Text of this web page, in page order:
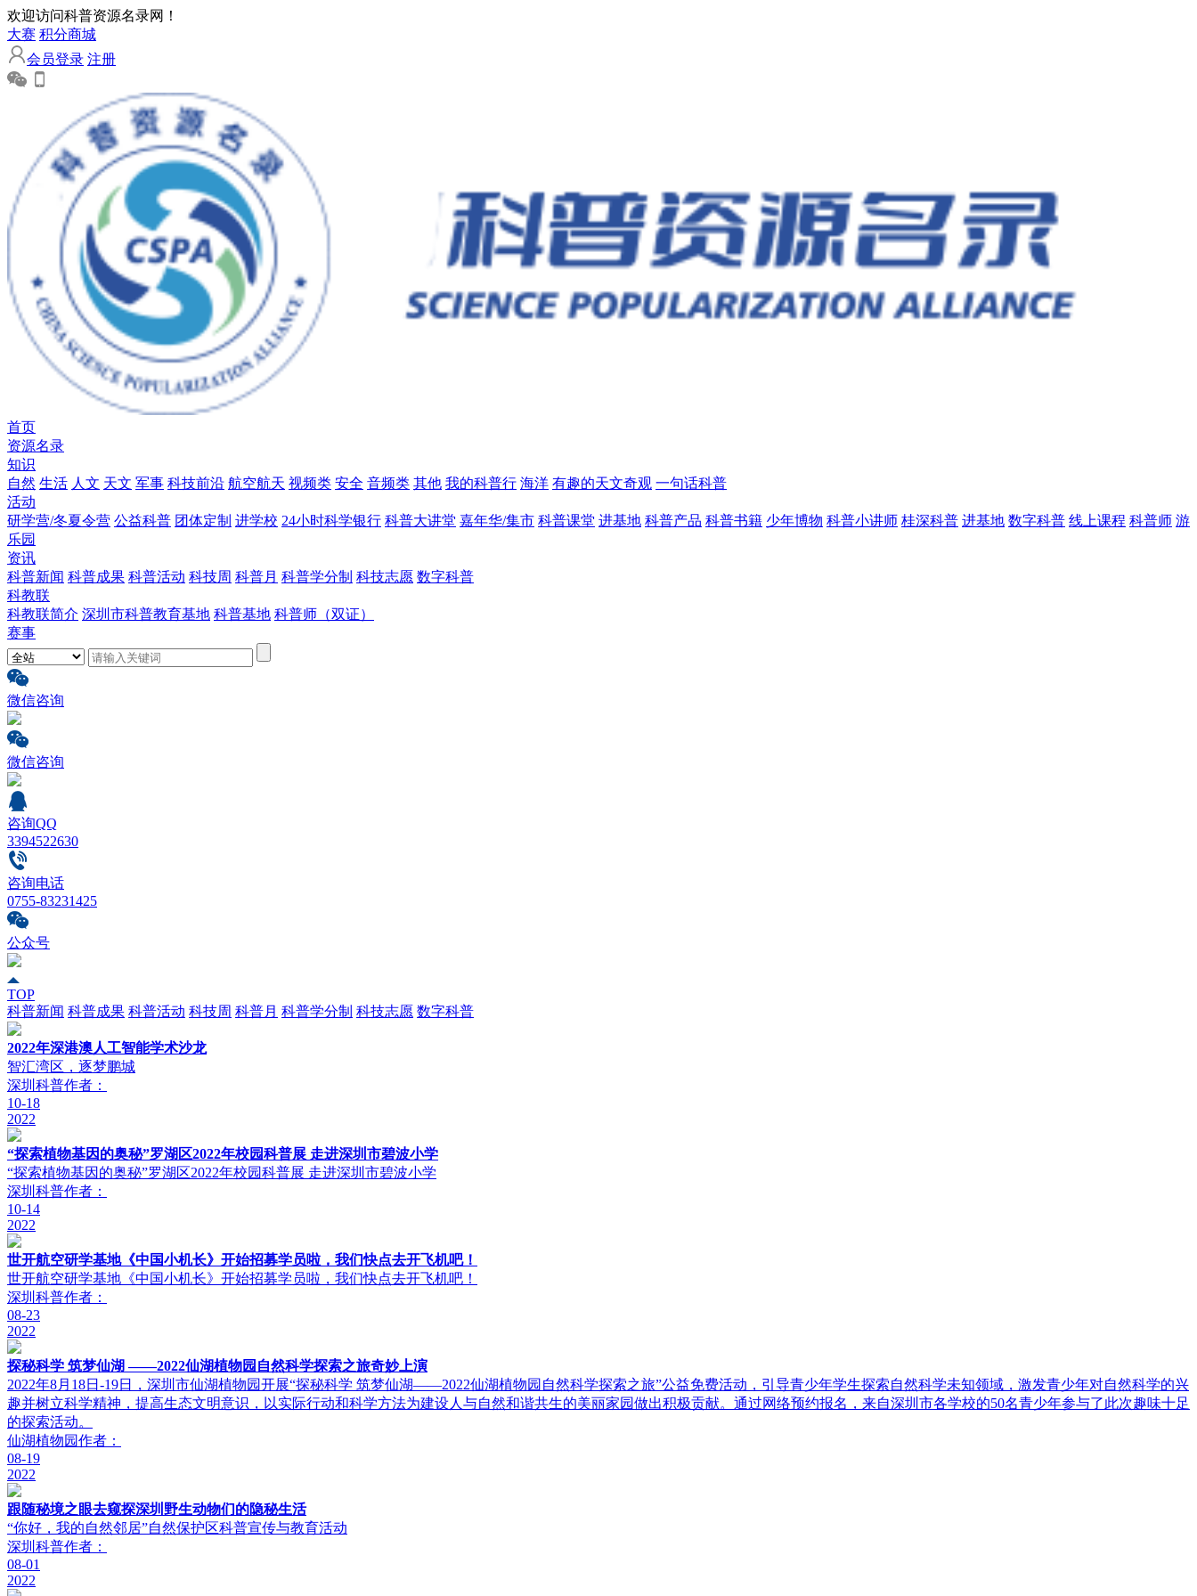
欢迎访问科普资源名录网！
大赛 积分商城
会员登录 注册
首页
资源名录
知识
自然 生活 人文 天文 军事 科技前沿 航空航天 视频类 安全 音频类 其他 我的科普行 海洋 有趣的天文奇观 一句话科普
活动
研学营/冬夏令营 公益科普 团体定制 进学校 24小时科学银行 科普大讲堂 嘉年华/集市 科普课堂 进基地 科普产品 科普书籍 少年博物 科普小讲师 桂深科普 进基地 数字科普 线上课程 科普师 游
乐园
资讯
科普新闻 科普成果 科普活动 科技周 科普月 科普学分制 科技志愿 数字科普
科教联
科教联简介 深圳市科普教育基地 科普基地 科普师（双证）
赛事
微信咨询
微信咨询
咨询QQ
3394522630
咨询电话
0755-83231425
公众号
TOP
科普新闻 科普成果 科普活动 科技周 科普月 科普学分制 科技志愿 数字科普
2022年深港澳人工智能学术沙龙
智汇湾区，逐梦鹏城
深圳科普作者：
10-18
2022
“探索植物基因的奥秘”罗湖区2022年校园科普展 走进深圳市碧波小学
“探索植物基因的奥秘”罗湖区2022年校园科普展 走进深圳市碧波小学
深圳科普作者：
10-14
2022
世开航空研学基地《中国小机长》开始招募学员啦，我们快点去开飞机吧！
世开航空研学基地《中国小机长》开始招募学员啦，我们快点去开飞机吧！
深圳科普作者：
08-23
2022
探秘科学 筑梦仙湖 ——2022仙湖植物园自然科学探索之旅奇妙上演
2022年8月18日-19日，深圳市仙湖植物园开展“探秘科学 筑梦仙湖——2022仙湖植物园自然科学探索之旅”公益免费活动，引导青少年学生探索自然科学未知领域，激发青少年对自然科学的兴
趣并树立科学精神，提高生态文明意识，以实际行动和科学方法为建设人与自然和谐共生的美丽家园做出积极贡献。通过网络预约报名，来自深圳市各学校的50名青少年参与了此次趣味十足
的探索活动。
仙湖植物园作者：
08-19
2022
跟随秘境之眼去窥探深圳野生动物们的隐秘生活
“你好，我的自然邻居”自然保护区科普宣传与教育活动
深圳科普作者：
08-01
2022